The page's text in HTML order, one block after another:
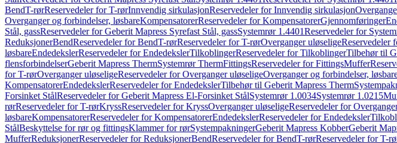
BendT-rørReservedeler for T-rørInnvendig sirkulasjonReservedeler for Innvendig sirkulasjon
Overganger og forbindelser, løsbareKompensatorerReservedeler for KompensatorerGjennomføringer
Stål, gassReservedeler for Geberit Mapress Syrefast Stål, gassSystemrør 1.4401Reservedeler for
ReduksjonerBendReservedeler for BendT-rørReservedeler for T-rørOverganger uløseligeReservedeler
løsbareEndedekslerReservedeler for EndedekslerTilkoblingerReservedeler for TilkoblingerTilbehør til
flensforbindelserGeberit Mapress ThermSystemrør ThermFittingsReservedeler for FittingsMuffer
for T-rørOverganger uløseligeReservedeler for Overganger uløseligeOverganger og forbindelser,
KompensatorerEndedekslerReservedeler for EndedekslerTilbehør til Geberit Mapress Therm
Forsinket StålReservedeler for Geberit Mapress El-Forsinket StålSystemrør 1.0034Systemrør 1.0215
rørReservedeler for T-rørKryssReservedeler for KryssOverganger uløseligeReservedeler for
løsbareKompensatorerReservedeler for KompensatorerEndedekslerReservedeler for Endedeksler
StålBeskyttelse for rør og fittingsKlammer for rørSystempakningerGeberit Mapress KobberGeberit
MufferReduksjonerReservedeler for ReduksjonerBendReservedeler for BendT-rørReservedeler for T-